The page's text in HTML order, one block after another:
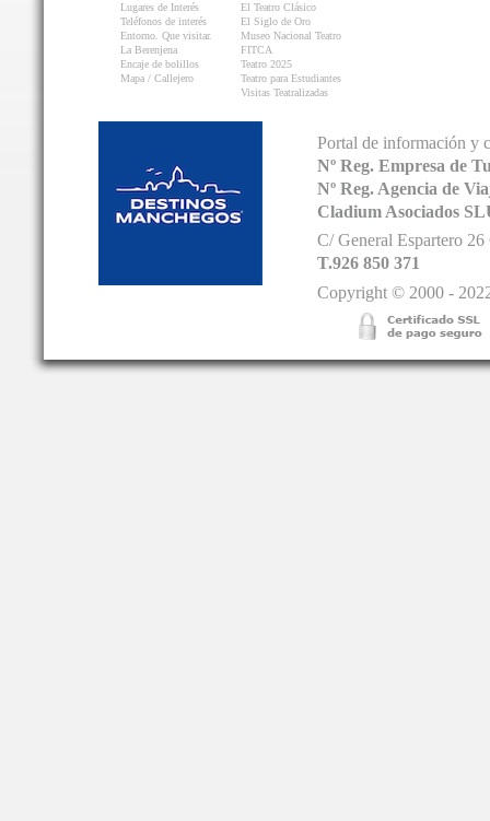
Lugares de Interés
Teléfonos de interés
Entorno. Que visitar.
La Berenjena
Encaje de bolillos
Mapa / Callejero
El Teatro Clásico
El Siglo de Oro
Museo Nacional Teatro
FITCA
Teatro 2025
Teatro para Estudiantes
Visitas Teatralizadas
Portal de información y
Nº Reg. Empresa de
Nº Reg. Agencia de
Cladium Asociados
C/ General Espartero
T.926 850 371
Copyright © 2000 -